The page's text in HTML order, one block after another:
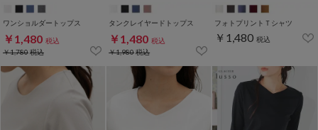
ワンショルダートップス
￥1,480 税込
￥1,780税込
タンクレイヤードトップス
￥1,480 税込
￥1,980税込
フォトプリントＴシャツ
￥1,480 税込